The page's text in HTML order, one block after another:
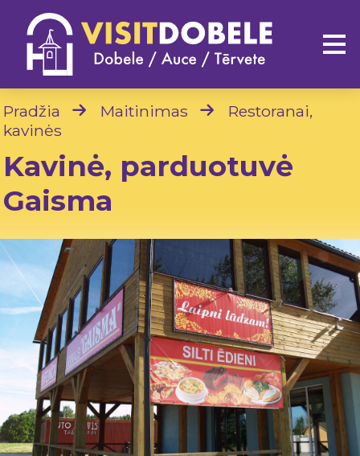
Pradžia Maitinimas
Restoranai,
kavinės
Kavinė, parduotuvė
Gaisma